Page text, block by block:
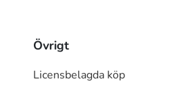
Övrigt
Licensbelagda köp